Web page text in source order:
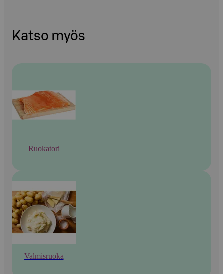
Katso myös
Ruokatori
Valmisruoka